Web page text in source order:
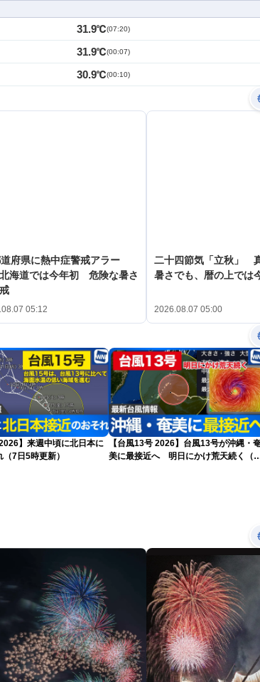
31.9℃(07:20)
31.9℃(00:07)
30.9℃(00:10)
府県に熱中症警戒アラー
海道では今年初 危険な暑さ
05:12
二十四節気「立秋」
暑さでも、暦の上では
2026.08.07 05:00
】来週中頃に北日本に
7日5時更新）
【台風13号 2026】台風13号が沖縄・
美に最接近へ 明日にかけ荒天続く（7